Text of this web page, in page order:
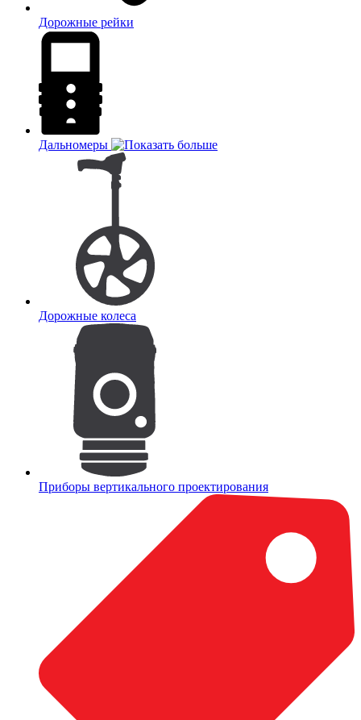
Дорожные рейки
Дальномеры
Дорожные колеса
Приборы вертикального проектирования